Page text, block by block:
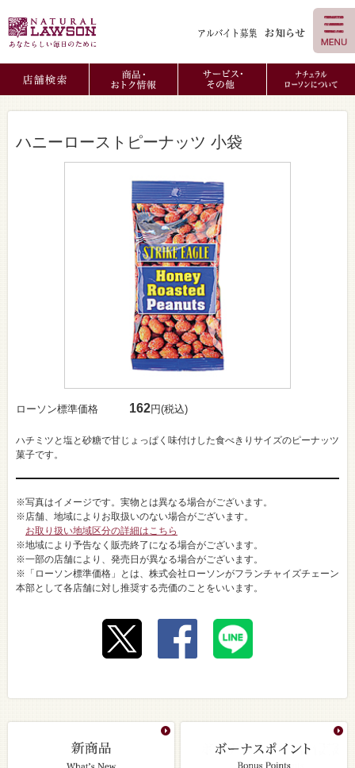
ハニーローストピーナッツ 小袋
ローソン標準価格 162円(税込)
ハチミツと塩と砂糖で甘じょっぱく味付けした食べきりサイズのピーナッツ
菓子です。
※写真はイメージです。実物とは異なる場合がございます。
※店舗、地域によりお取扱いのない場合がございます。
お取り扱い地域区分の詳細はこちら
※地域により予告なく販売終了になる場合がございます。
※一部の店舗により、発売日が異なる場合がございます。
※「ローソン標準価格」とは、株式会社ローソンがフランチャイズチェーン
本部として各店舗に対し推奨する売価のことをいいます。